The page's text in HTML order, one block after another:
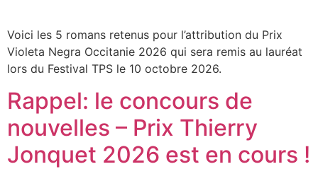
Voici les 5 romans retenus pour l’attribution du Prix
Violeta Negra Occitanie 2026 qui sera remis au lauréat
lors du Festival TPS le 10 octobre 2026.
Rappel: le concours de
nouvelles – Prix Thierry
Jonquet 2026 est en cours !